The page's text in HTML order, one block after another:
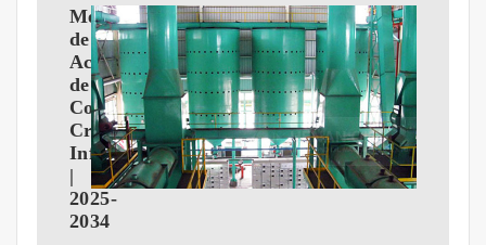
Mercado
de
Aceite
de
Coco,
Crecimiento,
Informe
|
2025-
2034